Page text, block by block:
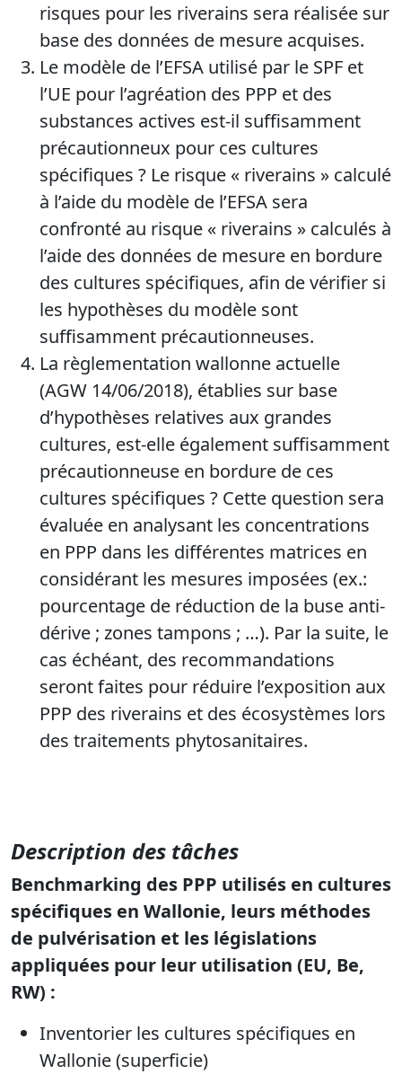
risques pour les riverains sera réalisée sur
base des données de mesure acquises.
Le modèle de l’EFSA utilisé par le SPF et
l’UE pour l’agréation des PPP et des
substances actives est-il suffisamment
précautionneux pour ces cultures
spécifiques ? Le risque « riverains » calculé
à l’aide du modèle de l’EFSA sera
confronté au risque « riverains » calculés à
l’aide des données de mesure en bordure
des cultures spécifiques, afin de vérifier si
les hypothèses du modèle sont
suffisamment précautionneuses.
La règlementation wallonne actuelle
(AGW 14/06/2018), établies sur base
d’hypothèses relatives aux grandes
cultures, est-elle également suffisamment
précautionneuse en bordure de ces
cultures spécifiques ? Cette question sera
évaluée en analysant les concentrations
en PPP dans les différentes matrices en
considérant les mesures imposées (ex.:
pourcentage de réduction de la buse anti-
dérive ; zones tampons ; …). Par la suite, le
cas échéant, des recommandations
seront faites pour réduire l’exposition aux
PPP des riverains et des écosystèmes lors
des traitements phytosanitaires.
Description des tâches
Benchmarking des PPP utilisés en cultures
spécifiques en Wallonie, leurs méthodes
de pulvérisation et les législations
appliquées pour leur utilisation (EU, Be,
RW) :
Inventorier les cultures spécifiques en
Wallonie (superficie)